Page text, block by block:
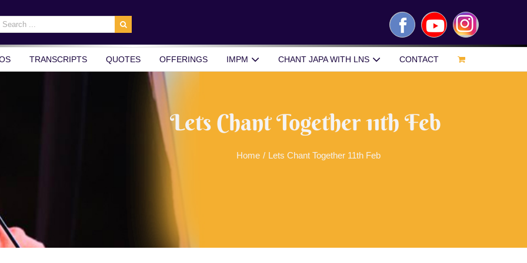
FacebookYouTubeInstagram
TRANSCRIPTS QUOTES OFFERINGS IMPM CHANT JAPA WITH LNS CONTACT
Lets Chant Together 11th Feb
Home / Lets Chant Together 11th Feb